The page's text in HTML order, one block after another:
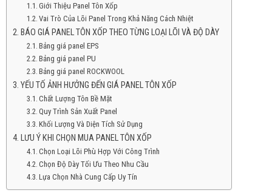
Giới Thiệu Panel Tôn Xốp
Vai Trò Của Lõi Panel Trong Khả Năng Cách Nhiệt
BÁO GIÁ PANEL TÔN XỐP THEO TỪNG LOẠI LÕI VÀ ĐỘ DÀY
Bảng giá panel EPS
Bảng giá panel PU
Bảng giá panel ROCKWOOL
YẾU TỐ ẢNH HƯỞNG ĐẾN GIÁ PANEL TÔN XỐP
Chất Lượng Tôn Bề Mặt
Quy Trình Sản Xuất Panel
Khối Lượng Và Diện Tích Sử Dụng
LƯU Ý KHI CHỌN MUA PANEL TÔN XỐP
Chọn Loại Lõi Phù Hợp Với Công Trình
Chọn Độ Dày Tối Ưu Theo Nhu Cầu
Lựa Chọn Nhà Cung Cấp Uy Tín